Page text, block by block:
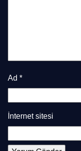
Ad *
İnternet sitesi